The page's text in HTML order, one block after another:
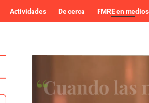
Actividades De cerca FMRE en medios